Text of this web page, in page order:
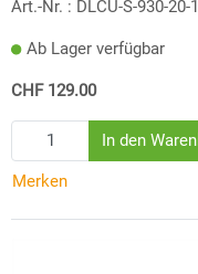
Art.-Nr. : DLCU-S-930-20-1
Ab Lager verfügbar
CHF 129.00
Merken